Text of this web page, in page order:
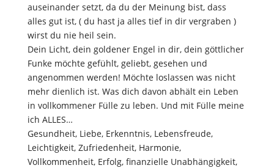
auseinander setzt, da du der Meinung bist, dass
alles gut ist, ( du hast ja alles tief in dir vergraben )
wirst du nie heil sein.
Dein Licht, dein goldener Engel in dir, dein göttlicher
Funke möchte gefühlt, geliebt, gesehen und
angenommen werden! Möchte loslassen was nicht
mehr dienlich ist. Was dich davon abhält ein Leben
in vollkommener Fülle zu leben. Und mit Fülle meine
ich ALLES…
Gesundheit, Liebe, Erkenntnis, Lebensfreude,
Leichtigkeit, Zufriedenheit, Harmonie,
Vollkommenheit, Erfolg, finanzielle Unabhängigkeit,